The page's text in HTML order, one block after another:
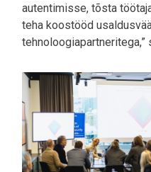
autentimisse, tõsta
teha koostööd